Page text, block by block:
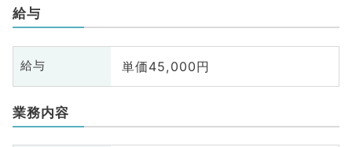
給与
給与 単価45,000円
業務内容